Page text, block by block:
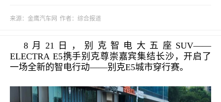
来源：金鹰汽车网 作者：综合报道
8月21 日，别克智电大五座 SUV——
ELECTRA E5携手别克尊崇嘉宾集结长沙，开启了
一场全新的智电行动——别克E5城市穿行赛。